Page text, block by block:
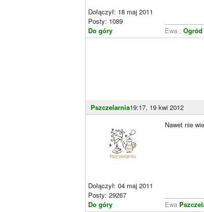
Dołączył: 18 maj 2011
Posty: 1089
Do góry
Ewa ; Ogród
Pszczelarnia19:17, 19 kwi 2012
Dołączył: 04 maj 2011
Posty: 29267
Do góry
Nawet nie
Ewa